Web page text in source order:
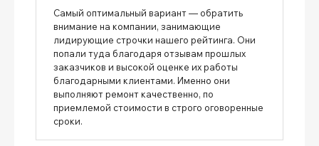
Самый оптимальный вариант — обратить
внимание на компании, занимающие
лидирующие строчки нашего рейтинга. Они
попали туда благодаря отзывам прошлых
заказчиков и высокой оценке их работы
благодарными клиентами. Именно они
выполняют ремонт качественно, по
приемлемой стоимости в строго оговоренные
сроки.